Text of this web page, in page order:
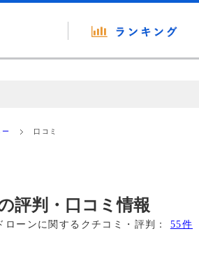
ています。
口コミ
評判・口コミ情報
ローンに関するクチコミ・評判： 55件